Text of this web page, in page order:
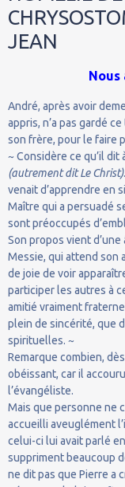
JEAN
Nous
André, après avoir
appris, n’a pas gardé
son frère, pour le faire
~ Considère ce qu’il dit
(autrement dit Le Christ)
venait d’apprendre en
Maître qui a persuadé
sont préoccupés
Son propos vient
Messie, qui attend son
de joie de voir
participer les autres à
amitié vraiment
plein de sincérité, que
spirituelles. ~
Remarque combien,
obéissant, car il
l’évangéliste.
Mais que personne ne
accueilli aveuglément
celui-ci lui avait parlé
suppriment beaucoup
ne dit pas que Pierre a